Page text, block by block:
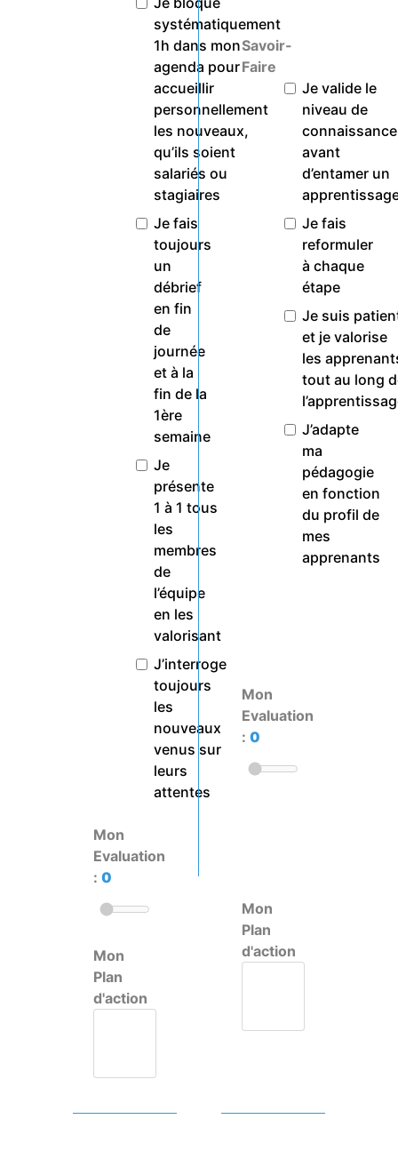
systématiquement
1h dans mon
agenda pour
accueillir
personnellement
les nouveaux,
qu’ils soient
salariés ou
stagiaires
Je fais
toujours
un
débrief
en fin
de
journée
et à la
fin de la
1ère
semaine
Je
présente
1 à 1 tous
les
membres
de
l’équipe
en les
valorisant
J’interroge
toujours
les
nouveaux
venus sur
leurs
attentes
Mon
Evaluation
: 0
Mon
Plan
d'action
Savoir-
Faire
Je valide le
niveau de
connaissance
avant
d’entamer un
Je fais
reformuler
à chaque
étape
Je suis
et je valorise
les
tout au long
J’adapte
ma
pédagogie
en fonction
du profil de
mes
apprenants
Mon
Evaluation
: 0
Mon
Plan
d'action